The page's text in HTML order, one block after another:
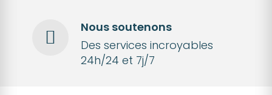
Nous soutenons
Des services incroyables
24h/24 et 7j/7